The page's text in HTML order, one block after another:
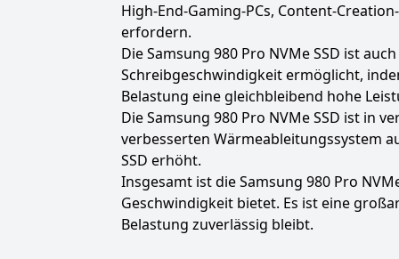
High-End-Gaming-PCs, Content-
erfordern.
Die Samsung 980 Pro NVMe SSD ist
Schreibgeschwindigkeit ermöglicht,
Belastung eine gleichbleibend hohe
Die Samsung 980 Pro NVMe SSD ist in
verbesserten Wärmeableitungssystem
SSD erhöht.
Insgesamt ist die Samsung 980 Pro
Geschwindigkeit bietet. Es ist eine
Belastung zuverlässig bleibt.